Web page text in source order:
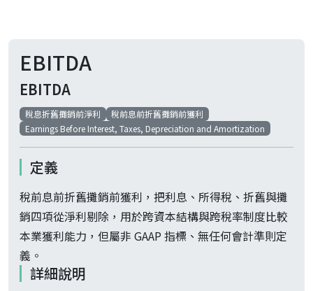
EBITDA
EBITDA
稅息折舊攤銷前淨利
稅前息前折舊攤銷前獲利
Earnings Before Interest, Taxes, Depreciation and Amortization
定義
稅前息前折舊攤銷前獲利，把利息、所得稅、折舊與攤
銷四項從淨利剔除，用於跨資本結構與跨稅率制度比較
本業獲利能力，但屬非 GAAP 指標、無任何會計準則定
義。
詳細說明